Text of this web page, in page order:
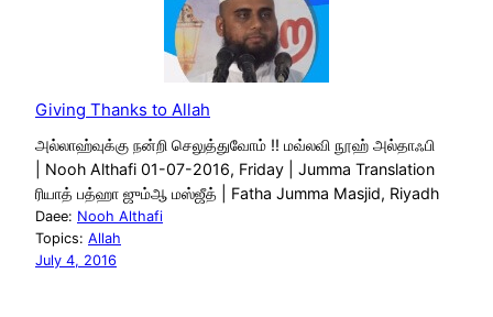
Giving Thanks to Allah
அல்லாஹ்வுக்கு நன்றி செலுத்துவோம் !! மவ்லவி நூஹ் அல்தாஃபி
| Nooh Althafi 01-07-2016, Friday | Jumma Translation
ரியாத் பத்ஹா ஜும்ஆ மஸ்ஜீத் | Fatha Jumma Masjid, Riyadh
Daee: Nooh Althafi
Topics: Allah
July 4, 2016